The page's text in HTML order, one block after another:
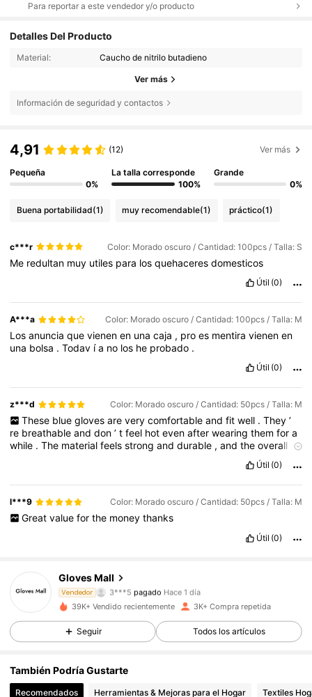
Para reportar a este vendedor y/o producto
Detalles Del Producto
Material: Caucho de nitrilo butadieno
Ver más
Información de seguridad y contactos
4,91 (12) Ver más
Pequeña
0%
La talla corresponde
100%
Grande
0%
Buena portabilidad(1) muy recomendable(1) práctico(1)
c***r Color: Morado oscuro / Cantidad: 100pcs / Talla: S
Me redultan muy utiles para losquehaceresdomesticos
Útil (0)
A***a Color: Morado oscuro / Cantidad: 100pcs / Talla: M
Losanunciaquevienenen unacaja , proes mentiravienenen
una bolsa .Todav ía no los he probado .
Útil (0)
z***d Color: Morado oscuro / Cantidad: 50pcs / Talla: M
These blue gloves are very comfortable and fit well . They ’
re breathableanddon’tfeel hotevenafterwearingthemfora
while .The materialfeelsstronganddurable ,andtheoverall
Útil (0)
l***9 Color: Morado oscuro / Cantidad: 50pcs / Talla: M
Great value for the money thanks
Útil (0)
Gloves Mall
Vendedor
4,81
3***5 pagado Hace 1 día
527 Seguidores
4,81
39K+ Vendido recientemente 3K+ Compra repetida
Seguir Todos los artículos
También Podría Gustarte
Recomendados Herramientas & Mejoras para el Hogar Textiles